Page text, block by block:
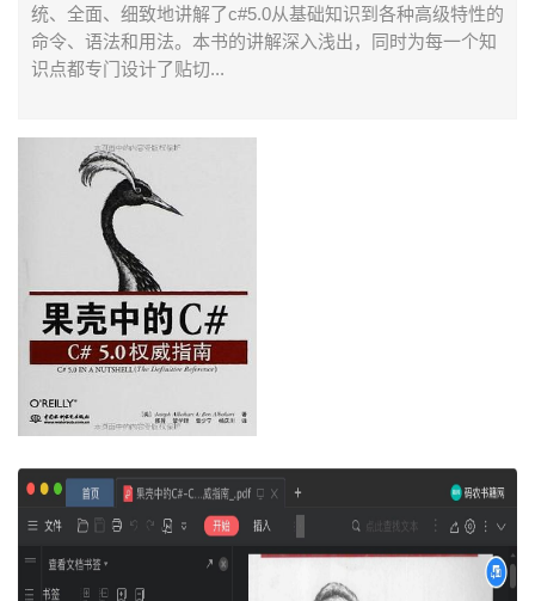
统、全面、细致地讲解了c#5.0从基础知识到各种高级特性的
命令、语法和用法。本书的讲解深入浅出，同时为每一个知
识点都专门设计了贴切...